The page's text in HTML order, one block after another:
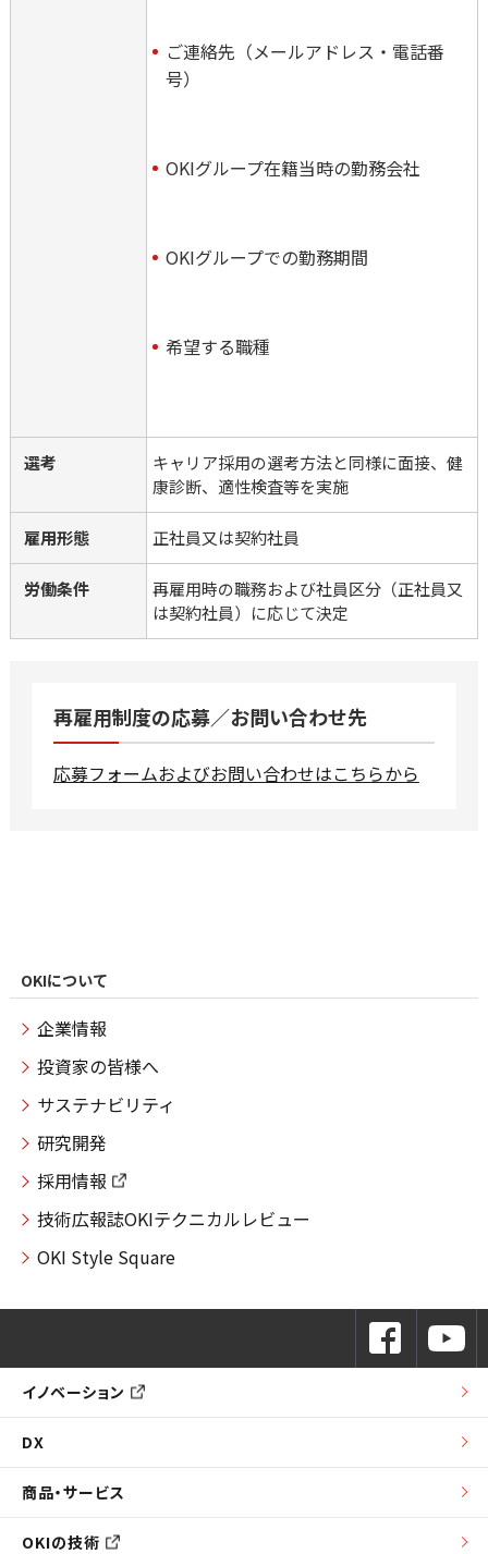
ご連絡先（メールアドレス・電話番
号）
OKIグループ在籍当時の勤務会社
OKIグループでの勤務期間
希望する職種
選考
キャリア採用の選考方法と同様に面接、健
康診断、適性検査等を実施
雇用形態 正社員又は契約社員
労働条件
再雇用時の職務および社員区分（正社員又
は契約社員）に応じて決定
再雇用制度の応募／お問い合わせ先
応募フォームおよびお問い合わせはこちらから
OKIについて
企業情報
投資家の皆様へ
サステナビリティ
研究開発
採用情報
技術広報誌OKIテクニカルレビュー
OKI Style Square
イノベーション
DX
商品・サービス
OKIの技術